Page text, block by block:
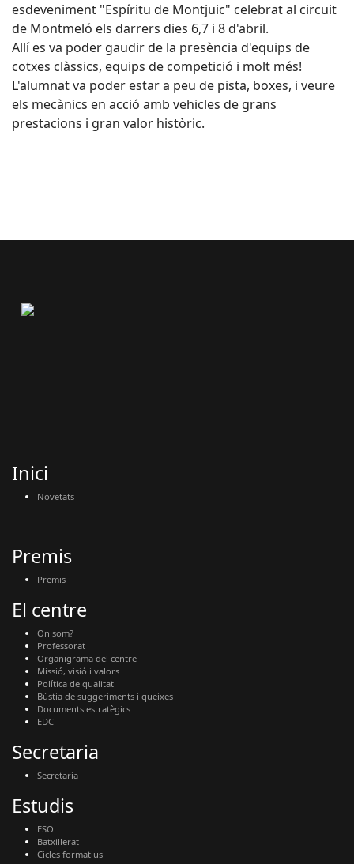
esdeveniment "Espíritu de Montjuic" celebrat al circuit
de Montmeló els darrers dies 6,7 i 8 d'abril.
Allí es va poder gaudir de la presència d'equips de
cotxes clàssics, equips de competició i molt més!
L'alumnat va poder estar a peu de pista, boxes, i veure
els mecànics en acció amb vehicles de grans
prestacions i gran valor històric.
Inici
Novetats
Premis
Premis
El centre
On som?
Professorat
Organigrama del centre
Missió, visió i valors
Política de qualitat
Bústia de suggeriments i queixes
Documents estratègics
EDC
Secretaria
Secretaria
Estudis
ESO
Batxillerat
Cicles formatius